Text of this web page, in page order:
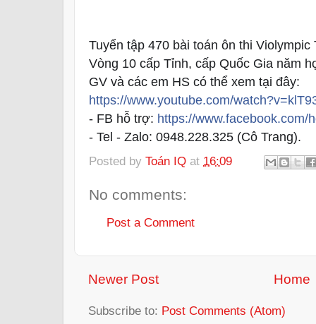
Tuyển tập 470 bài toán ôn thi
Vòng 10 cấp Tỉnh, cấp Quốc Gia năm
GV và các em HS có thể xem tại đây:
https://www.youtube.com/
- FB hỗ trợ: https://www.facebook.com/
- Tel - Zalo: 0948.228.325 (Cô Trang).
Posted by Toán IQ at 16:09
No comments:
Post a Comment
Newer Post Home
Subscribe to: Post Comments (Atom)